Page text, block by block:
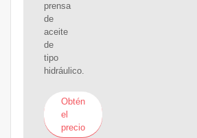
prensa
de
aceite
de
tipo
hidráulico.
Obtén
el
precio